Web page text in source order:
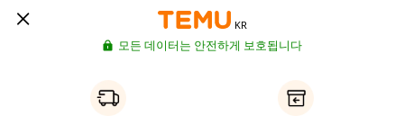
KR
모든 데이터는 안전하게 보호됩니다